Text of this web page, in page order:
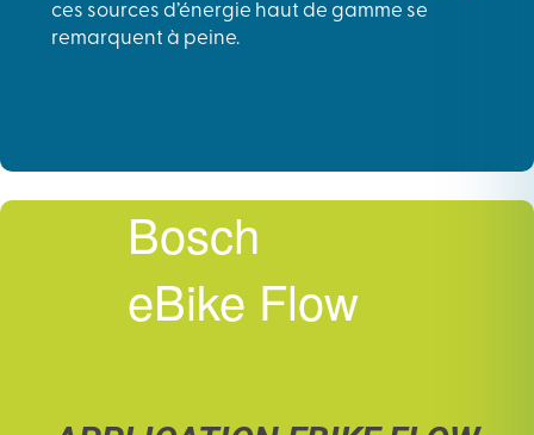
ces sources d’énergie haut de gamme se
remarquent à peine.
Bosch
eBike Flow